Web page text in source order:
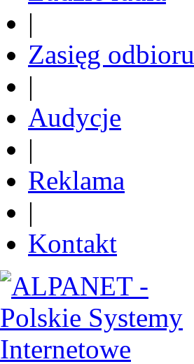
|
Zasięg odbioru
|
Audycje
|
Reklama
|
Kontakt